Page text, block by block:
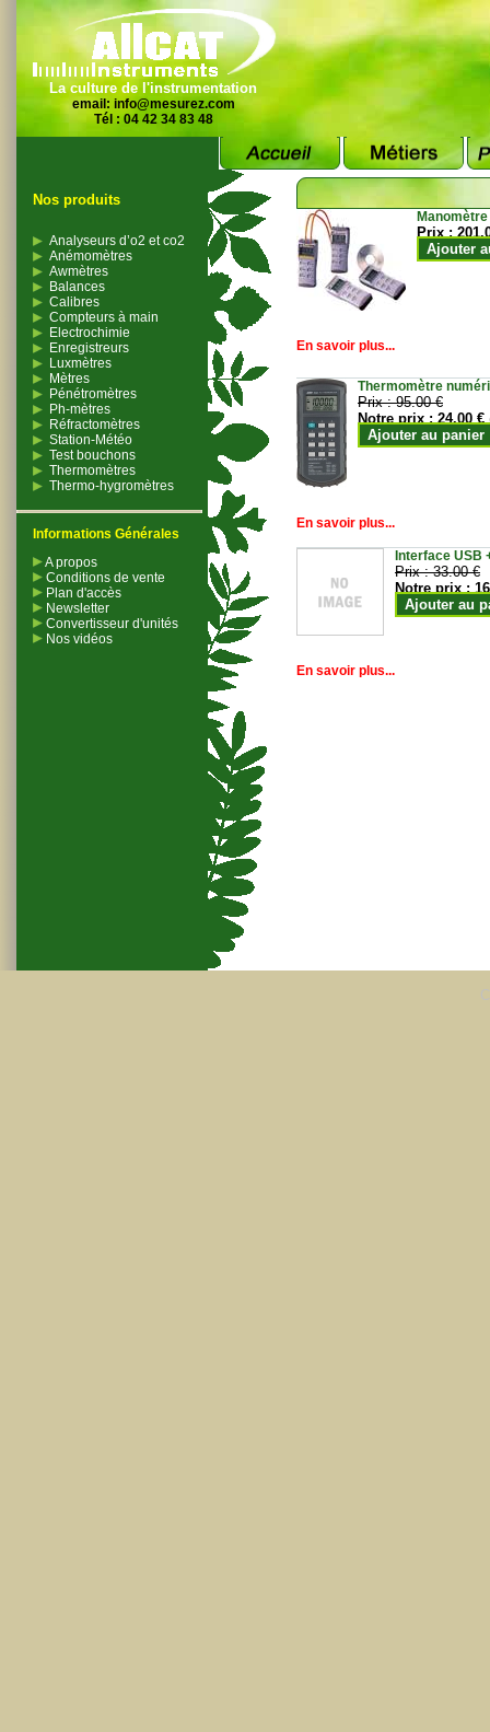
La culture de l'instrumentation
email: info@mesurez.com
Tél : 04 42 34 83 48
Nos produits
Analyseurs d’o2 et co2
Anémomètres
Awmètres
Balances
Calibres
Compteurs à main
Electrochimie
Enregistreurs
Luxmètres
Mètres
Pénétromètres
Ph-mètres
Réfractomètres
Station-Météo
Test bouchons
Thermomètres
Thermo-hygromètres
Informations Générales
A propos
Conditions de vente
Plan d'accès
Newsletter
Convertisseur d'unités
Nos vidéos
Prix :
Ajouter
En savoir plus...
Thermomètre
Prix :95.00 €
Notre prix :24.00 €
Ajouter au panier
En savoir plus...
Interface USB
Prix :33.00 €
Notre prix :
Ajouter au
En savoir plus...